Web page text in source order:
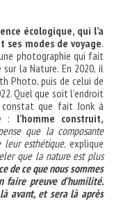
écologique, qui l’a
ses modes de voyage.
photographie qui fait
la Nature. En 2020, il
Photo, puis de celui de
Quel que soit l’endroit
que fait Jonk à
: l’homme construit,
que la composante
leur esthétique, explique
que la nature est plus
de ce que nous sommes
faire preuve d’humilité.
avant, et sera là après